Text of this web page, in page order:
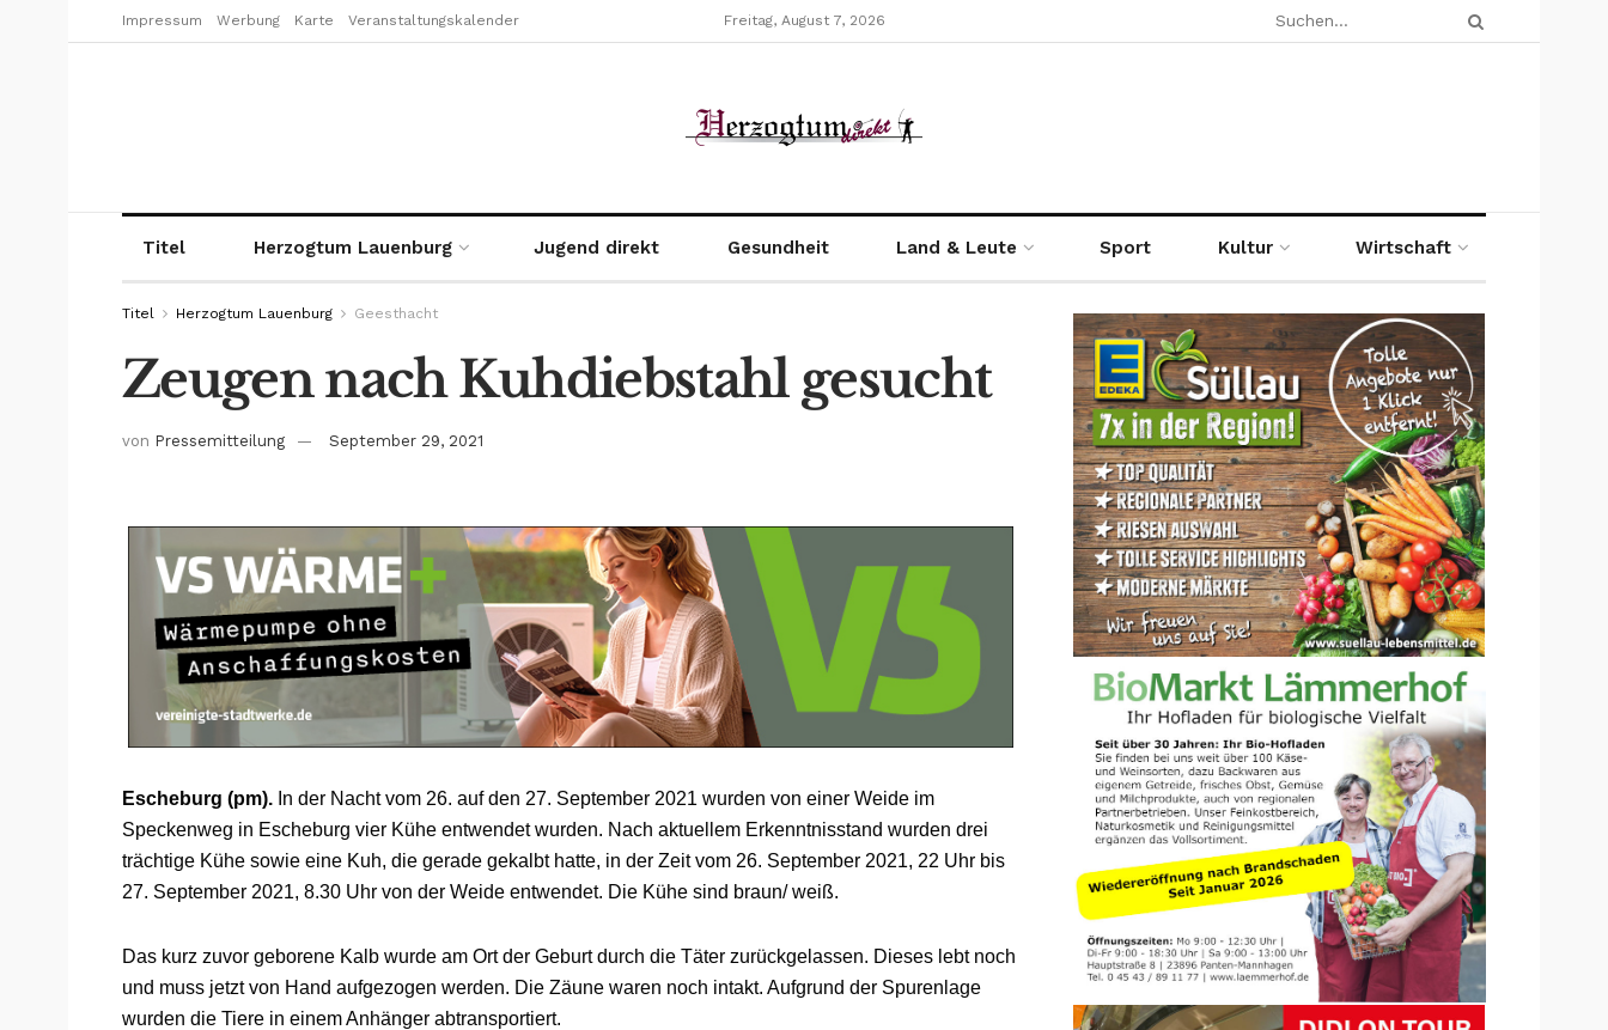
Impressum Werbung Karte Veranstaltungskalender Freitag, August 7, 2026
Titel Herzogtum Lauenburg Jugend direkt Gesundheit Land & Leute Sport Kultur Wirtschaft
Titel Herzogtum Lauenburg Geesthacht
Zeugen nach Kuhdiebstahl gesucht
von Pressemitteilung September 29, 2021
Escheburg (pm). In der Nacht vom 26. auf den 27. September 2021 wurden von einer Weide im
Speckenweg in Escheburg vier Kühe entwendet wurden. Nach aktuellem Erkenntnisstand wurden drei
trächtige Kühe sowie eine Kuh, die gerade gekalbt hatte, in der Zeit vom 26. September 2021, 22 Uhr bis
27. September 2021, 8.30 Uhr von der Weide entwendet. Die Kühe sind braun/ weiß.
Das kurz zuvor geborene Kalb wurde am Ort der Geburt durch die Täter zurückgelassen. Dieses lebt noch
und muss jetzt von Hand aufgezogen werden. Die Zäune waren noch intakt. Aufgrund der Spurenlage
wurden die Tiere in einem Anhänger abtransportiert.